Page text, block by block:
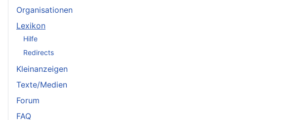
Organisationen
Lexikon
Hilfe
Redirects
Kleinanzeigen
Texte/Medien
Forum
FAQ